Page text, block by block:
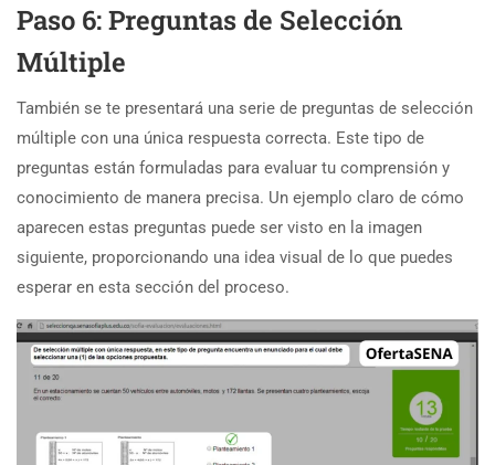
Paso 6: Preguntas de Selección
Múltiple
También se te presentará una serie de preguntas de selección
múltiple con una única respuesta correcta. Este tipo de
preguntas están formuladas para evaluar tu comprensión y
conocimiento de manera precisa. Un ejemplo claro de cómo
aparecen estas preguntas puede ser visto en la imagen
siguiente, proporcionando una idea visual de lo que puedes
esperar en esta sección del proceso.